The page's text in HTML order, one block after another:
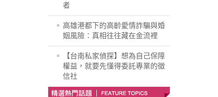
者
高雄港都下的高齡愛情詐騙與婚
姻風險：真相往往藏在金流裡
【台南私家偵探】想為自己保障
權益，就要先懂得委託專業的徵
信社